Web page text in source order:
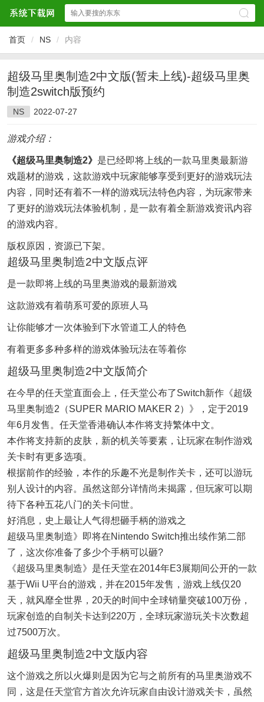
首页 / NS / 内容
超级马里奥制造2中文版(暂未上线)-超级马里奥
制造2switch版预约
NS 2022-07-27
游戏介绍：
《超级马里奥制造2》 是已经即将上线的一款马里奥最新游
戏题材的游戏，这款游戏中玩家能够享受到更好的游戏玩法
内容，同时还有着不一样的游戏玩法特色内容，为玩家带来
了更好的游戏玩法体验机制，是一款有着全新游戏资讯内容
的游戏内容。
版权原因，资源已下架。
超级马里奥制造2中文版点评
是一款即将上线的马里奥游戏的最新游戏
这款游戏有着萌系可爱的原班人马
让你能够才一次体验到下水管道工人的特色
有着更多多种多样的游戏体验玩法在等着你
超级马里奥制造2中文版简介
在今早的任天堂直面会上，任天堂公布了Switch新作《超级
马里奥制造2（SUPER MARIO MAKER 2）》，定于2019
年6月发售。任天堂香港确认本作将支持繁体中文。
本作将支持新的皮肤，新的机关等要素，让玩家在制作游戏
关卡时有更多选项。
根据前作的经验，本作的乐趣不光是制作关卡，还可以游玩
别人设计的内容。虽然这部分详情尚未揭露，但玩家可以期
待下各种五花八门的关卡问世。
好消息，史上最让人气得想砸手柄的游戏之
超级马里奥制造》即将在Nintendo Switch推出续作第二部
了，这次你准备了多少个手柄可以砸?
《超级马里奥制造》是任天堂在2014年E3展期间公开的一款
基于Wii U平台的游戏，并在2015年发售，游戏上线仅20
天，就风靡全世界，20天的时间中全球销量突破100万份，
玩家创造的自制关卡达到220万，全球玩家游玩关卡次数超
过7500万次。
超级马里奥制造2中文版内容
这个游戏之所以火爆则是因为它与之前所有的马里奥游戏不
同，这是任天堂官方首次允许玩家自由设计游戏关卡，虽然